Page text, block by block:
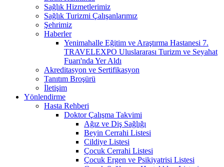
Sağlık Hizmetlerimiz
Sağlık Turizmi Çalışanlarımız
Şehrimiz
Haberler
Yenimahalle Eğitim ve Araştırma Hastanesi 7.
TRAVELEXPO Uluslararası Turizm ve Seyahat
Fuarı'nda Yer Aldı
Akreditasyon ve Sertifikasyon
Tanıtım Broşürü
İletişim
Yönlendirme
Hasta Rehberi
Doktor Çalışma Takvimi
Ağız ve Diş Sağlığı
Beyin Cerrahi Listesi
Cildiye Listesi
Çocuk Cerrahi Listesi
Çocuk Ergen ve Psikiyatrisi Listesi